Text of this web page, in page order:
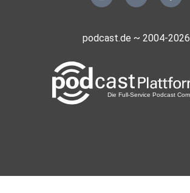
podcast.de ~ 2004-2026